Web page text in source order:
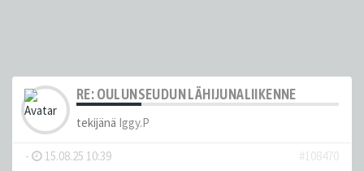
RE: OULUNSEUDUN LÄHIJUNALIIKENNE
tekijänä Iggy.P
- 15.08.25 10:39
#108470